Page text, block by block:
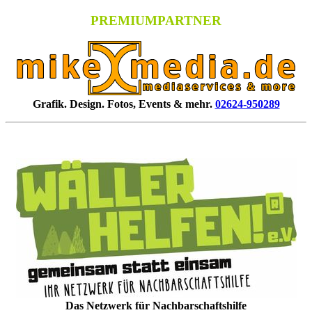
PREMIUMPARTNER
Grafik. Design. Fotos, Events & mehr. 02624-950289
Das Netzwerk für Nachbarschaftshilfe